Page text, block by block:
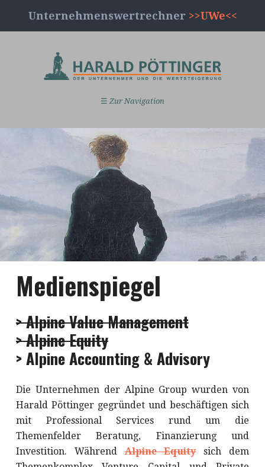
Unternehmenswertrechner >>UWe<<
☰ Zur Navigation
Medienspiegel
> Alpine Value Management
> Alpine Equity
> Alpine Accounting & Advisory
Die Unternehmen der Alpine Group wurden von
Harald Pöttinger gegründet und beschäftigen sich
mit Professional Services rund um die
Themenfelder Beratung, Finanzierung und
Investition. WährendAlpine Equitysich dem